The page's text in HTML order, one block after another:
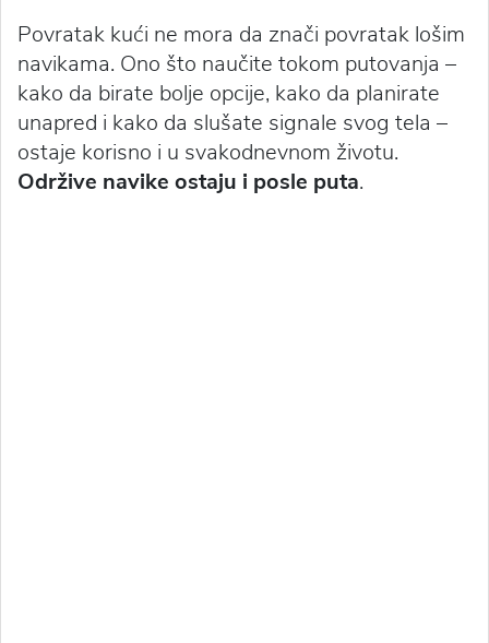
Povratak kući ne mora da znači povratak lošim
navikama. Ono što naučite tokom putovanja –
kako da birate bolje opcije, kako da planirate
unapred i kako da slušate signale svog tela –
ostaje korisno i u svakodnevnom životu.
Održive navike ostaju i posle puta.